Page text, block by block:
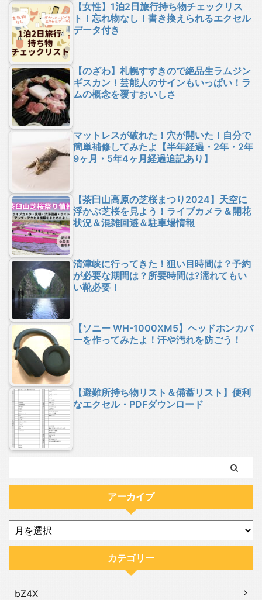
【女性】1泊2日旅行持ち物チェックリス
ト！忘れ物なし！書き換えられるエクセル
データ付き
【のざわ】札幌すすきので絶品生ラムジン
ギスカン！芸能人のサインもいっぱい！ラ
ムの概念を覆すおいしさ
マットレスが破れた！穴が開いた！自分で
簡単補修してみたよ【半年経過・2年・2年
9ヶ月・5年4ヶ月経過追記あり】
【茶臼山高原の芝桜まつり2024】天空に
浮かぶ芝桜を見よう！ライブカメラ＆開花
状況＆混雑回避＆駐車場情報
清津峡に行ってきた！狙い目時間は？予約
が必要な期間は？所要時間は?濡れてもい
い靴必要！
【ソニー WH-1000XM5】ヘッドホンカバ
ーを作ってみたよ！汗や汚れを防ごう！
【避難所持ち物リスト＆備蓄リスト】便利
なエクセル・PDFダウンロード
アーカイブ
カテゴリー
bZ4X